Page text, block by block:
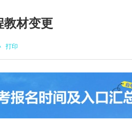
教材变更
打印